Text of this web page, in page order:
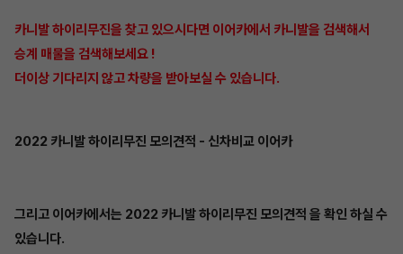
카니발 하이리무진을 찾고 있으시다면 이어카에서 카니발을 검색해서
승계 매물을 검색해보세요 !
더이상 기다리지 않고 차량을 받아보실 수 있습니다.
2022 카니발 하이리무진 모의견적 - 신차비교 이어카
그리고 이어카에서는 2022 카니발 하이리무진 모의견적 을 확인 하실 수
있습니다.